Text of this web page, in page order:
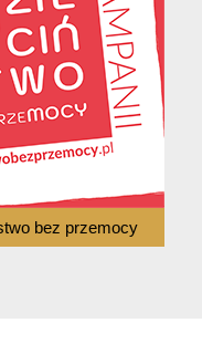
bez przemocy